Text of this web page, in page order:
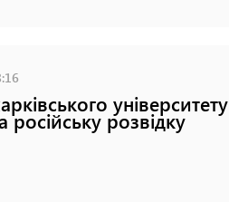
університету
розвідку